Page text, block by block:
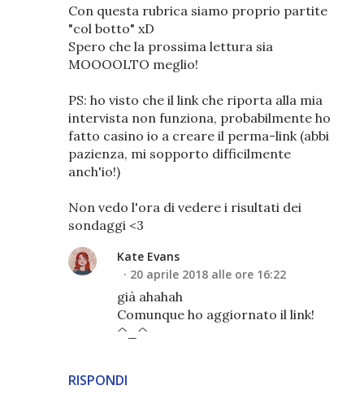
Con questa rubrica siamo proprio partite
"col botto" xD
Spero che la prossima lettura sia
MOOOOLTO meglio!
PS: ho visto che il link che riporta alla mia
intervista non funziona, probabilmente ho
fatto casino io a creare il perma-link (abbi
pazienza, mi sopporto difficilmente
anch'io!)
Non vedo l'ora di vedere i risultati dei
sondaggi <3
RISPONDI
Kate Evans
20 aprile 2018 alle ore 16:22
già ahahah
Comunque ho aggiornato il link!
^_^